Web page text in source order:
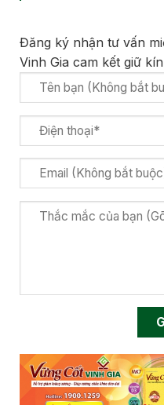
Đăng ký nhận tư vấn
Vinh Gia cam kết giữ